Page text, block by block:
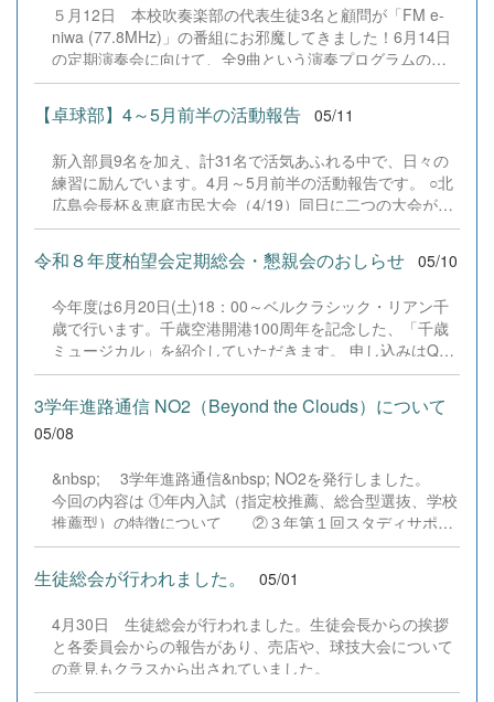
題まで、多岐にわたる社会課題への改善策を英語で力強く
提言しました。 午前中の予選を経て、生徒全員の投票で選
ばれた各学年3名の代表者が、午後の全体会でステージに
登壇。ALTの先生からの英語による鋭い質疑応答にも、臆
することなく堂々と対応する姿は、まさに国際教養科生の
誇りを感じさせる立派なものでした。 厳正な審査の結果、
2年生は林とわこさん、3年生は工藤真緒さんが最優秀賞に
輝きました。二人は内容の充実度はもちろん、質疑応答で
の柔軟なやり取りが高く評価されました。 先輩たちの背中
を1年生はしっかりと見てくれていたと思います。来年は
る意識と英語...
５月12日 本校吹奏楽部の代表生徒3名と顧問が「FM e-
niwa (77.8MHz)」の番組にお邪魔してきました！6月14日
の定期演奏会に向けて、全9曲という演奏プログラムの聞
きどころや、初披露となる楽曲への意気込み、そして日々
の練習の様子をラジオの電波に乗せてお届けしました。管
楽器ならではの肺活量を鍛える筋トレのお話など、普段は
なりました。初めてのスタジオ収録ということで最初は少
し緊張した面持ちの生徒たちでしたが、パーソナリティの
方の温かい進行のおかげで、写真の通りすっかりリラック
ス。終始笑顔があふれる、楽しいトークとなりました。定
期演奏会本番まであと1ヶ月。ご来場いただく皆様に最高
調整に励んでいます。日時：6月14日 開演 １４:００ 場
所：北ガス文化ホール入場料：500円（チケットは千歳高
校石原までお問い合わせください）会場で皆様と音楽の素
会 #えにわFM #FMe_niwa #ラジオ出演 #青春 #北海道 #千
【卓球部】4～5月前半の活動報告 05/11
新入部員9名を加え、計31名で活気あふれる中で、日々の
練習に励んでいます。4月～5月前半の活動報告です。 ○北
広島会長杯＆恵庭市民大会（4/19）同日に二つの大会が行
われ、北広島会長杯には男子8名、女子6名が参加し、恵庭
市民大会には男子7名が参加しました。北広島会長杯は、
特に一般男子のレベルが高く、高校生にとっては非常に貴
が少なく予選リーグ方式だったため、たくさんの試合を経
験することができ、上位入賞も果たしました。一方の恵庭
市民大会は、ダブルスとシングルスの2種目が行われ、ま
たシングルスは予選リーグ方式だったため、こちらもたく
さん試合経験を積むことができました。＜結果＞◉北広島
会長杯・女子シングルス準優勝 佐藤ひより第３位 富士
札幌地区春季大会個人戦（4/25-26個人戦、5/9-10団体戦）
新入生を加えて初めての公式戦。出場した4人の1年生は、
高校生のレベルを体感し、非常によい経験を積むことがで
きました。個人戦ダブルスでは女子エースペアがベスト8
ました。...
令和８年度柏望会定期総会・懇親会のおしらせ 05/10
今年度は6月20日(土)18：00～ベルクラシック・リアン千
歳で行います。千歳空港開港100周年を記念した、「千歳
ミュージカル」を紹介していただきます。 申し込みはQR
コード、電話、メール、Faxで6月11日(木)まで受け付けて
います。お誘い合わせの上、お越しください。 26同窓会ポ
スター.pdf
3学年進路通信 NO2（Beyond the Clouds）について
05/08
&nbsp; 3学年進路通信&nbsp; NO2を発行しました。
今回の内容は ①年内入試（指定校推薦、総合型選抜、学校
推薦型）の特徴について ②３年第１回スタディサポー
トの結果について です。 指定校推薦・公募推薦の違
い、総合型選抜のメリット･デメリット等が書かれていま
すのでご覧ください。 なお、ご覧になるにはパスワード
い。 3学年進路通信No02.pdf
生徒総会が行われました。 05/01
4月30日 生徒総会が行われました。生徒会長からの挨拶
と各委員会からの報告があり、売店や、球技大会について
の意見もクラスから出されていました。